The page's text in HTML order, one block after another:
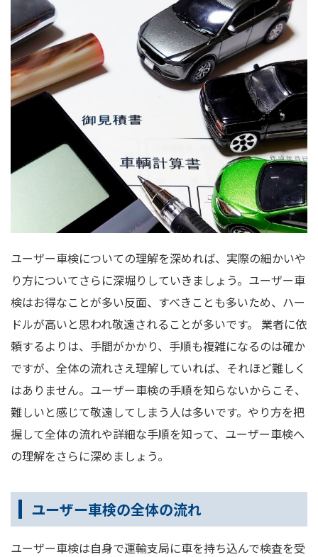
ユーザー車検についての理解を深めれば、実際の細かいや
り方についてさらに深堀りしていきましょう。ユーザー車
検はお得なことが多い反面、すべきことも多いため、ハー
ドルが高いと思われ敬遠されることが多いです。 業者に依
頼するよりは、手間がかかり、手順も複雑になるのは確か
ですが、全体の流れさえ理解していれば、それほど難しく
はありません。ユーザー車検の手順を知らないからこそ、
難しいと感じて敬遠してしまう人は多いです。やり方を把
握して全体の流れや詳細な手順を知って、ユーザー車検へ
の理解をさらに深めましょう。
ユーザー車検の全体の流れ
ユーザー車検は自身で運輸支局に車を持ち込んで検査を受